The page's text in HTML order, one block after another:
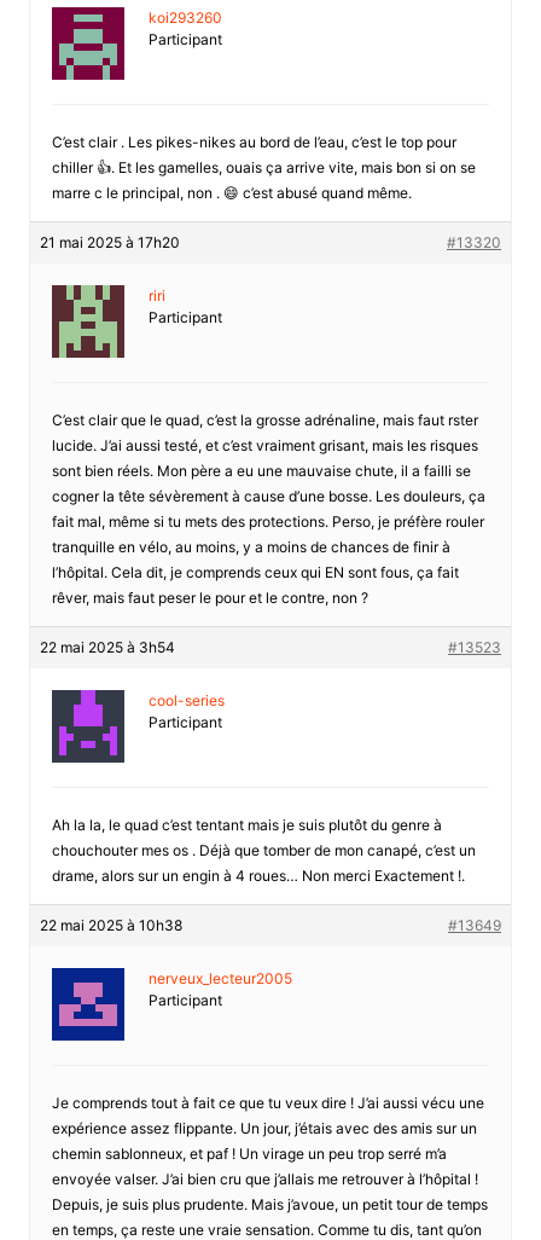
koi293260
Participant
C’est clair . Les pikes-nikes au bord de l’eau, c’est le top pour
chiller 👍. Et les gamelles, ouais ça arrive vite, mais bon si on se
marre c le principal, non . 😄 c’est abusé quand même.
21 mai 2025 à 17h20 #13320
riri
Participant
C’est clair que le quad, c’est la grosse adrénaline, mais faut rster
lucide. J’ai aussi testé, et c’est vraiment grisant, mais les risques
sont bien réels. Mon père a eu une mauvaise chute, il a failli se
cogner la tête sévèrement à cause d’une bosse. Les douleurs, ça
fait mal, même si tu mets des protections. Perso, je préfère rouler
tranquille en vélo, au moins, y a moins de chances de finir à
l’hôpital. Cela dit, je comprends ceux qui EN sont fous, ça fait
rêver, mais faut peser le pour et le contre, non ?
22 mai 2025 à 3h54 #13523
cool-series
Participant
Ah la la, le quad c’est tentant mais je suis plutôt du genre à
chouchouter mes os . Déjà que tomber de mon canapé, c’est un
drame, alors sur un engin à 4 roues… Non merci Exactement !.
22 mai 2025 à 10h38 #13649
nerveux_lecteur2005
Participant
Je comprends tout à fait ce que tu veux dire ! J’ai aussi vécu une
expérience assez flippante. Un jour, j’étais avec des amis sur un
chemin sablonneux, et paf ! Un virage un peu trop serré m’a
envoyée valser. J’ai bien cru que j’allais me retrouver à l’hôpital !
Depuis, je suis plus prudente. Mais j’avoue, un petit tour de temps
en temps, ça reste une vraie sensation. Comme tu dis, tant qu’on